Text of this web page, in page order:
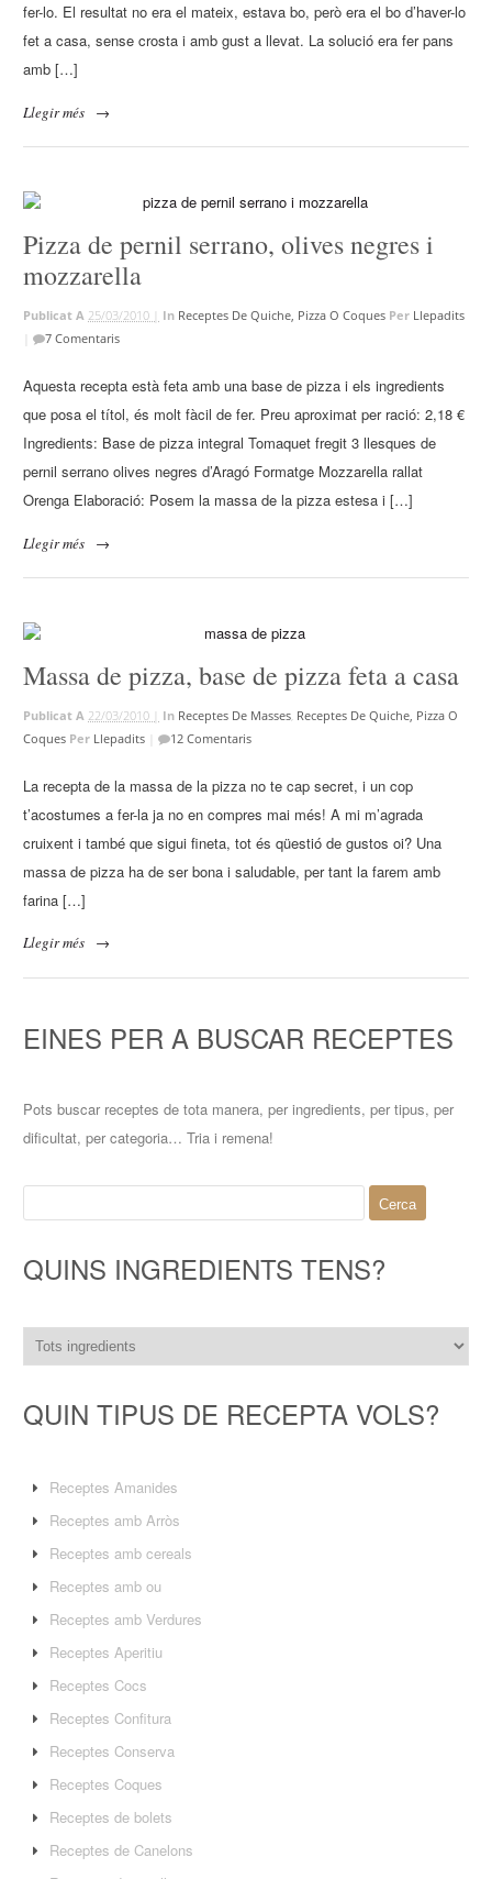
fer-lo. El resultat no era el mateix, estava bo, però era el bo d’haver-lo
fet a casa, sense crosta i amb gust a llevat. La solució era fer pans
amb […]
Llegir més →
Pizza de pernil serrano, olives negres i
mozzarella
Publicat A 25/03/2010 | In Receptes De Quiche, Pizza O Coques Per Llepadits
7 Comentaris
Aquesta recepta està feta amb una base de pizza i els ingredients
que posa el títol, és molt fàcil de fer. Preu aproximat per ració: 2,18 €
Ingredients: Base de pizza integral Tomaquet fregit 3 llesques de
pernil serrano olives negres d’Aragó Formatge Mozzarella rallat
Orenga Elaboració: Posem la massa de la pizza estesa i […]
Llegir més →
Massa de pizza, base de pizza feta a casa
Publicat A 22/03/2010 | In Receptes De Masses, Receptes De Quiche, Pizza O
Coques Per Llepadits 12 Comentaris
La recepta de la massa de la pizza no te cap secret, i un cop
t’acostumes a fer-la ja no en compres mai més! A mi m’agrada
cruixent i també que sigui fineta, tot és qüestió de gustos oi? Una
massa de pizza ha de ser bona i saludable, per tant la farem amb
farina […]
Llegir més →
EINES PER A BUSCAR RECEPTES
Pots buscar receptes de tota manera, per ingredients, per tipus, per
dificultat, per categoria… Tria i remena!
QUINS INGREDIENTS TENS?
QUIN TIPUS DE RECEPTA VOLS?
Receptes Amanides
Receptes amb Arròs
Receptes amb cereals
Receptes amb ou
Receptes amb Verdures
Receptes Aperitiu
Receptes Cocs
Receptes Confitura
Receptes Conserva
Receptes Coques
Receptes de bolets
Receptes de Canelons